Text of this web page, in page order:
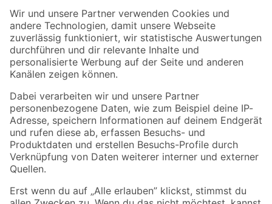
Der toom Newsletter: Keine Angebote und Aktionen mehr verpassen!
Zur Newsletter Anmeldung
Folge uns
Zahlungsarten Versandarten
Sicher einkaufen